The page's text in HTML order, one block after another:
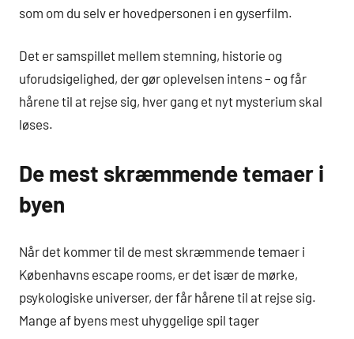
som om du selv er hovedpersonen i en gyserfilm.
Det er samspillet mellem stemning, historie og
uforudsigelighed, der gør oplevelsen intens – og får
hårene til at rejse sig, hver gang et nyt mysterium skal
løses.
De mest skræmmende temaer i
byen
Når det kommer til de mest skræmmende temaer i
Københavns escape rooms, er det især de mørke,
psykologiske universer, der får hårene til at rejse sig.
Mange af byens mest uhyggelige spil tager